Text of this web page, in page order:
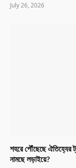
July 26, 2026
শহরে পৌঁছেছে ঐতিহ্যের
নামছে লড়াইয়ে?